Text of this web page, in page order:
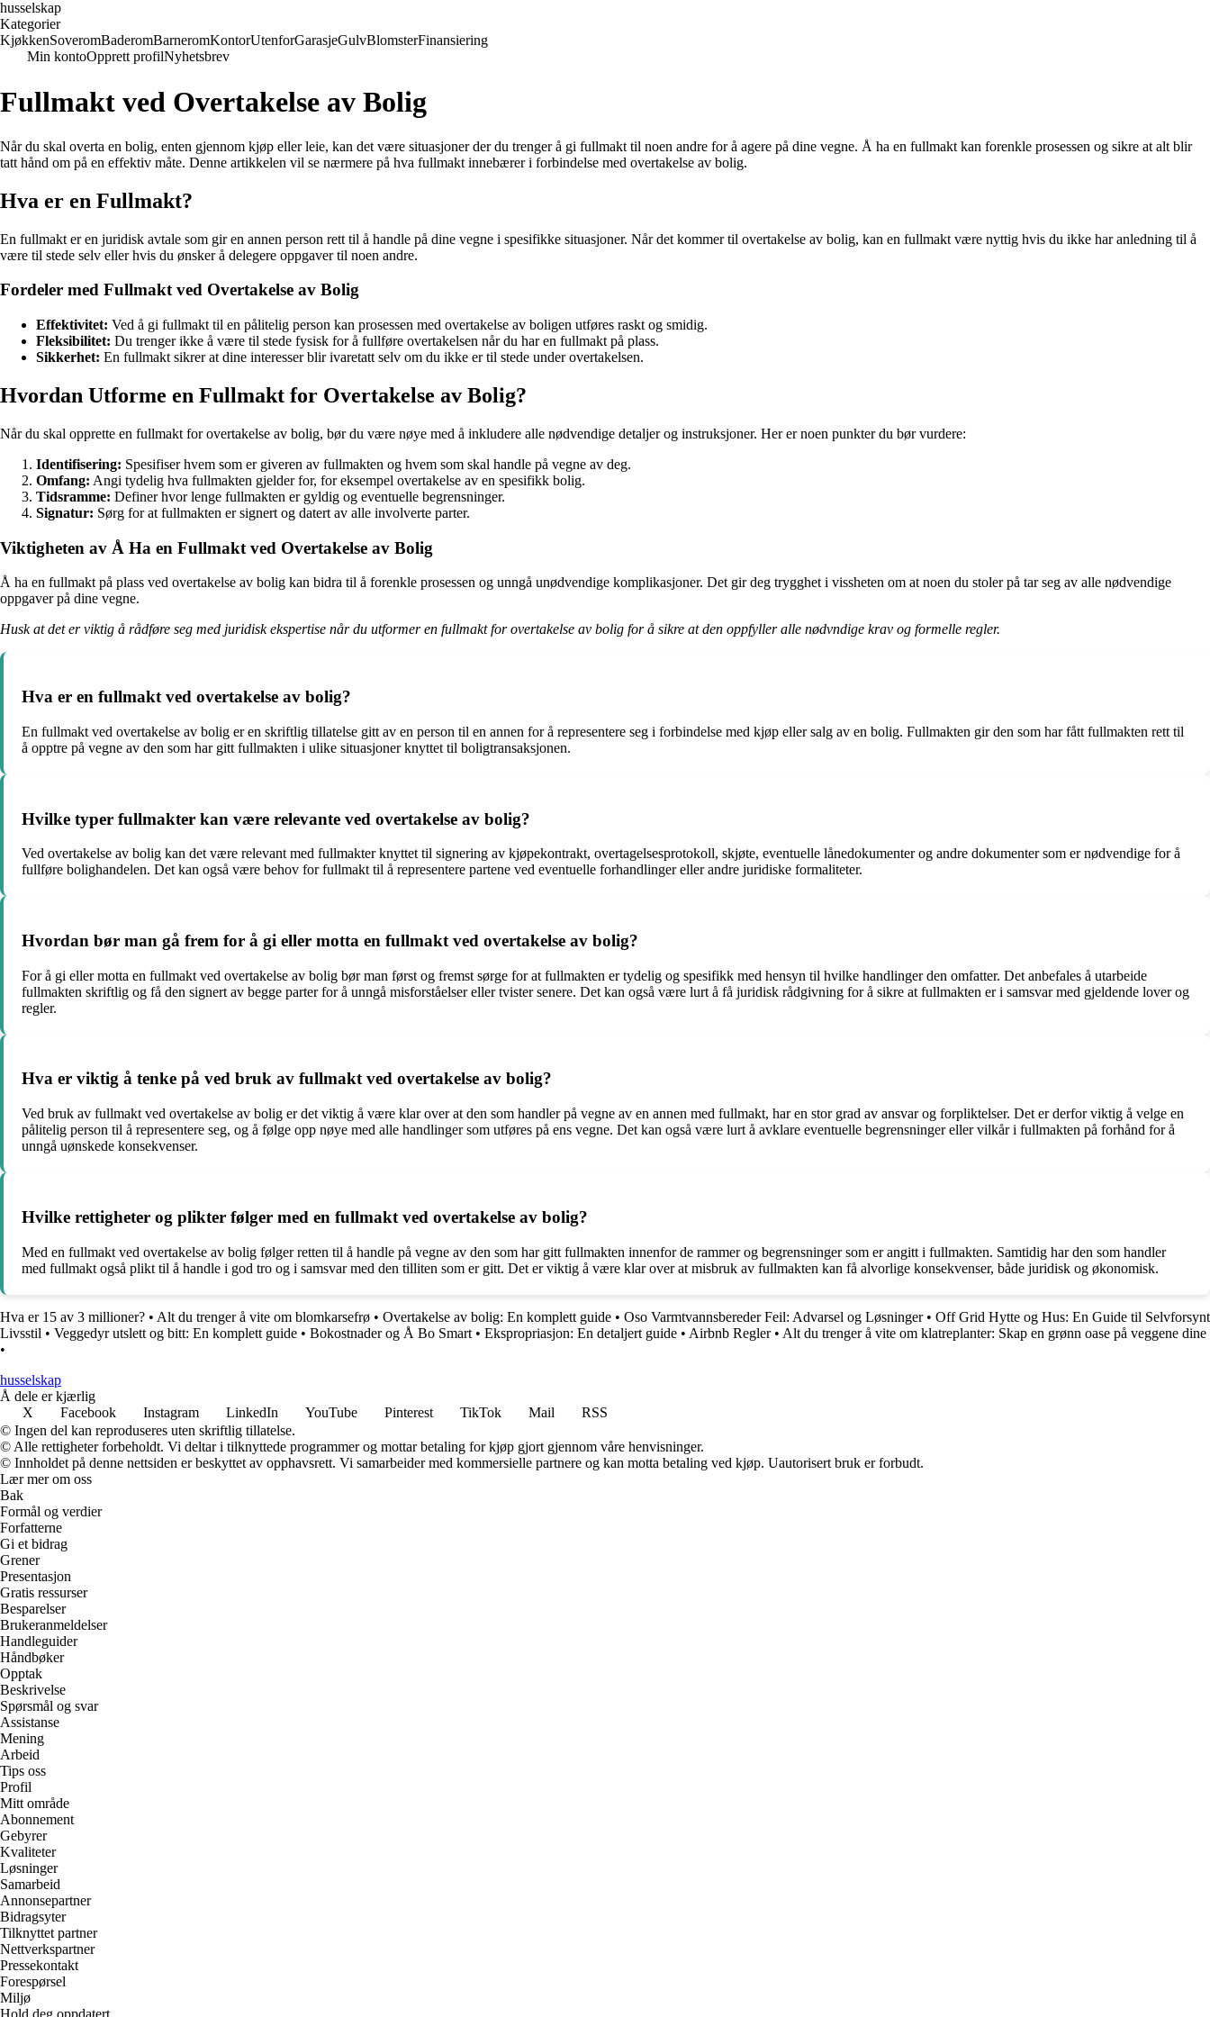
husselskap
Kategorier
KjøkkenSoveromBaderomBarneromKontorUtenforGarasjeGulvBlomsterFinansiering
Min kontoOpprett profilNyhetsbrev
Fullmakt ved Overtakelse av Bolig
Når du skal overta en bolig, enten gjennom kjøp eller leie, kan det være situasjoner der du trenger å gi fullmakt til noen andre for å agere på dine vegne. Å ha en fullmakt kan forenkle prosessen og sikre at alt blir
tatt hånd om på en effektiv måte. Denne artikkelen vil se nærmere på hva fullmakt innebærer i forbindelse med overtakelse av bolig.
Hva er en Fullmakt?
En fullmakt er en juridisk avtale som gir en annen person rett til å handle på dine vegne i spesifikke situasjoner. Når det kommer til overtakelse av bolig, kan en fullmakt være nyttig hvis du ikke har anledning til å
være til stede selv eller hvis du ønsker å delegere oppgaver til noen andre.
Fordeler med Fullmakt ved Overtakelse av Bolig
Effektivitet: Ved å gi fullmakt til en pålitelig person kan prosessen med overtakelse av boligen utføres raskt og smidig.
Fleksibilitet: Du trenger ikke å være til stede fysisk for å fullføre overtakelsen når du har en fullmakt på plass.
Sikkerhet: En fullmakt sikrer at dine interesser blir ivaretatt selv om du ikke er til stede under overtakelsen.
Hvordan Utforme en Fullmakt for Overtakelse av Bolig?
Når du skal opprette en fullmakt for overtakelse av bolig, bør du være nøye med å inkludere alle nødvendige detaljer og instruksjoner. Her er noen punkter du bør vurdere:
Identifisering: Spesifiser hvem som er giveren av fullmakten og hvem som skal handle på vegne av deg.
Omfang: Angi tydelig hva fullmakten gjelder for, for eksempel overtakelse av en spesifikk bolig.
Tidsramme: Definer hvor lenge fullmakten er gyldig og eventuelle begrensninger.
Signatur: Sørg for at fullmakten er signert og datert av alle involverte parter.
Viktigheten av Å Ha en Fullmakt ved Overtakelse av Bolig
Å ha en fullmakt på plass ved overtakelse av bolig kan bidra til å forenkle prosessen og unngå unødvendige komplikasjoner. Det gir deg trygghet i vissheten om at noen du stoler på tar seg av alle nødvendige
oppgaver på dine vegne.
Husk at det er viktig å rådføre seg med juridisk ekspertise når du utformer en fullmakt for overtakelse av bolig for å sikre at den oppfyller alle nødvndige krav og formelle regler.
Hva er en fullmakt ved overtakelse av bolig?
En fullmakt ved overtakelse av bolig er en skriftlig tillatelse gitt av en person til en annen for å representere seg i forbindelse med kjøp eller salg av en bolig. Fullmakten gir den som har fått fullmakten rett til
å opptre på vegne av den som har gitt fullmakten i ulike situasjoner knyttet til boligtransaksjonen.
Hvilke typer fullmakter kan være relevante ved overtakelse av bolig?
Ved overtakelse av bolig kan det være relevant med fullmakter knyttet til signering av kjøpekontrakt, overtagelsesprotokoll, skjøte, eventuelle lånedokumenter og andre dokumenter som er nødvendige for å
fullføre bolighandelen. Det kan også være behov for fullmakt til å representere partene ved eventuelle forhandlinger eller andre juridiske formaliteter.
Hvordan bør man gå frem for å gi eller motta en fullmakt ved overtakelse av bolig?
For å gi eller motta en fullmakt ved overtakelse av bolig bør man først og fremst sørge for at fullmakten er tydelig og spesifikk med hensyn til hvilke handlinger den omfatter. Det anbefales å utarbeide
fullmakten skriftlig og få den signert av begge parter for å unngå misforståelser eller tvister senere. Det kan også være lurt å få juridisk rådgivning for å sikre at fullmakten er i samsvar med gjeldende lover og
regler.
Hva er viktig å tenke på ved bruk av fullmakt ved overtakelse av bolig?
Ved bruk av fullmakt ved overtakelse av bolig er det viktig å være klar over at den som handler på vegne av en annen med fullmakt, har en stor grad av ansvar og forpliktelser. Det er derfor viktig å velge en
pålitelig person til å representere seg, og å følge opp nøye med alle handlinger som utføres på ens vegne. Det kan også være lurt å avklare eventuelle begrensninger eller vilkår i fullmakten på forhånd for å
unngå uønskede konsekvenser.
Hvilke rettigheter og plikter følger med en fullmakt ved overtakelse av bolig?
Med en fullmakt ved overtakelse av bolig følger retten til å handle på vegne av den som har gitt fullmakten innenfor de rammer og begrensninger som er angitt i fullmakten. Samtidig har den som handler
med fullmakt også plikt til å handle i god tro og i samsvar med den tilliten som er gitt. Det er viktig å være klar over at misbruk av fullmakten kan få alvorlige konsekvenser, både juridisk og økonomisk.
Hva er 15 av 3 millioner? • Alt du trenger å vite om blomkarsefrø • Overtakelse av bolig: En komplett guide • Oso Varmtvannsbereder Feil: Advarsel og Løsninger• Off Grid Hytte og Hus: En Guide til Selvforsynt
Livsstil • Veggedyr utslett og bitt: En komplett guide • Bokostnader og Å Bo Smart • Ekspropriasjon: En detaljert guide • Airbnb Regler• Alt du trenger å vite om klatreplanter: Skap en grønn oase på veggene dine
•
husselskap
Å dele er kjærlig
X
Facebook Instagram LinkedIn YouTube Pinterest TikTok Mail
RSS
© Ingen del kan reproduseres uten skriftlig tillatelse.
© Alle rettigheter forbeholdt. Vi deltar i tilknyttede programmer og mottar betaling for kjøp gjort gjennom våre henvisninger.
© Innholdet på denne nettsiden er beskyttet av opphavsrett. Vi samarbeider med kommersielle partnere og kan motta betaling ved kjøp. Uautorisert bruk er forbudt.
Lær mer om oss
Bak
Formål og verdier
Forfatterne
Gi et bidrag
Grener
Presentasjon
Gratis ressurser
Besparelser
Brukeranmeldelser
Handleguider
Håndbøker
Opptak
Beskrivelse
Spørsmål og svar
Assistanse
Mening
Arbeid
Tips oss
Profil
Mitt område
Abonnement
Gebyrer
Kvaliteter
Løsninger
Samarbeid
Annonsepartner
Bidragsyter
Tilknyttet partner
Nettverkspartner
Pressekontakt
Forespørsel
Miljø
Hold deg oppdatert